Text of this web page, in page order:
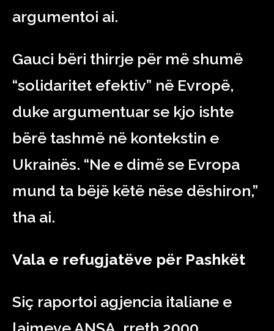
argumentoi ai.
Gauci bëri thirrje për më shumë
“solidaritet efektiv” në Evropë,
duke argumentuar se kjo ishte
bërë tashmë në kontekstin e
Ukrainës. “Ne e dimë se Evropa
mund ta bëjë këtë nëse dëshiron,”
tha ai.
Vala e refugjatëve për Pashkët
Siç raportoi agjencia italiane e